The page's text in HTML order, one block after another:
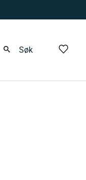
Søk